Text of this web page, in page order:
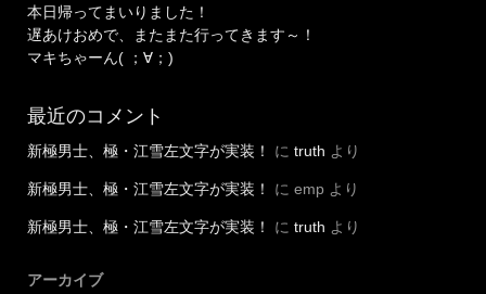
本日帰ってまいりました！
遅あけおめで、またまた行ってきます～！
マキちゃーん( ；∀；)
最近のコメント
新極男士、極・江雪左文字が実装！ に truth より
新極男士、極・江雪左文字が実装！ に emp より
新極男士、極・江雪左文字が実装！ に truth より
アーカイブ